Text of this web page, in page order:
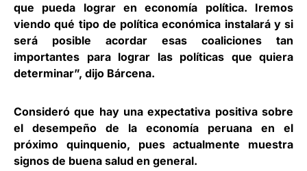
que pueda lograr en economía política. Iremos
viendo qué tipo de política económica instalará y si
será posible acordar esas coaliciones tan
importantes para lograr las políticas que quiera
determinar”, dijo Bárcena.
Consideró que hay una expectativa positiva sobre
el desempeño de la economía peruana en el
próximo quinquenio, pues actualmente muestra
signos de buena salud en general.